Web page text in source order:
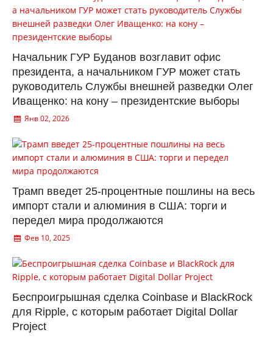
Начальник ГУР Буданов возглавит офис
президента, а начальником ГУР может стать
руководитель Службы внешней разведки Олег
Иващенко: на кону – президентские выборы
Янв 02, 2026
Трамп введет 25-процентные пошлины на весь
импорт стали и алюминия в США: торги и
передел мира продолжаются
Фев 10, 2025
Беспроигрышная сделка Coinbase и BlackRock
для Ripple, с которым работает Digital Dollar
Project